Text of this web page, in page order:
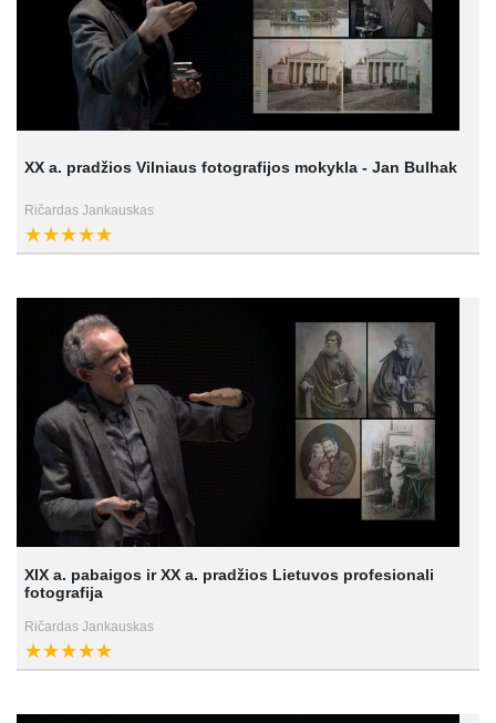
XX a. pradžios Vilniaus fotografijos mokykla - Jan Bulhak
Ričardas Jankauskas
XIX a. pabaigos ir XX a. pradžios Lietuvos profesionali
fotografija
Ričardas Jankauskas